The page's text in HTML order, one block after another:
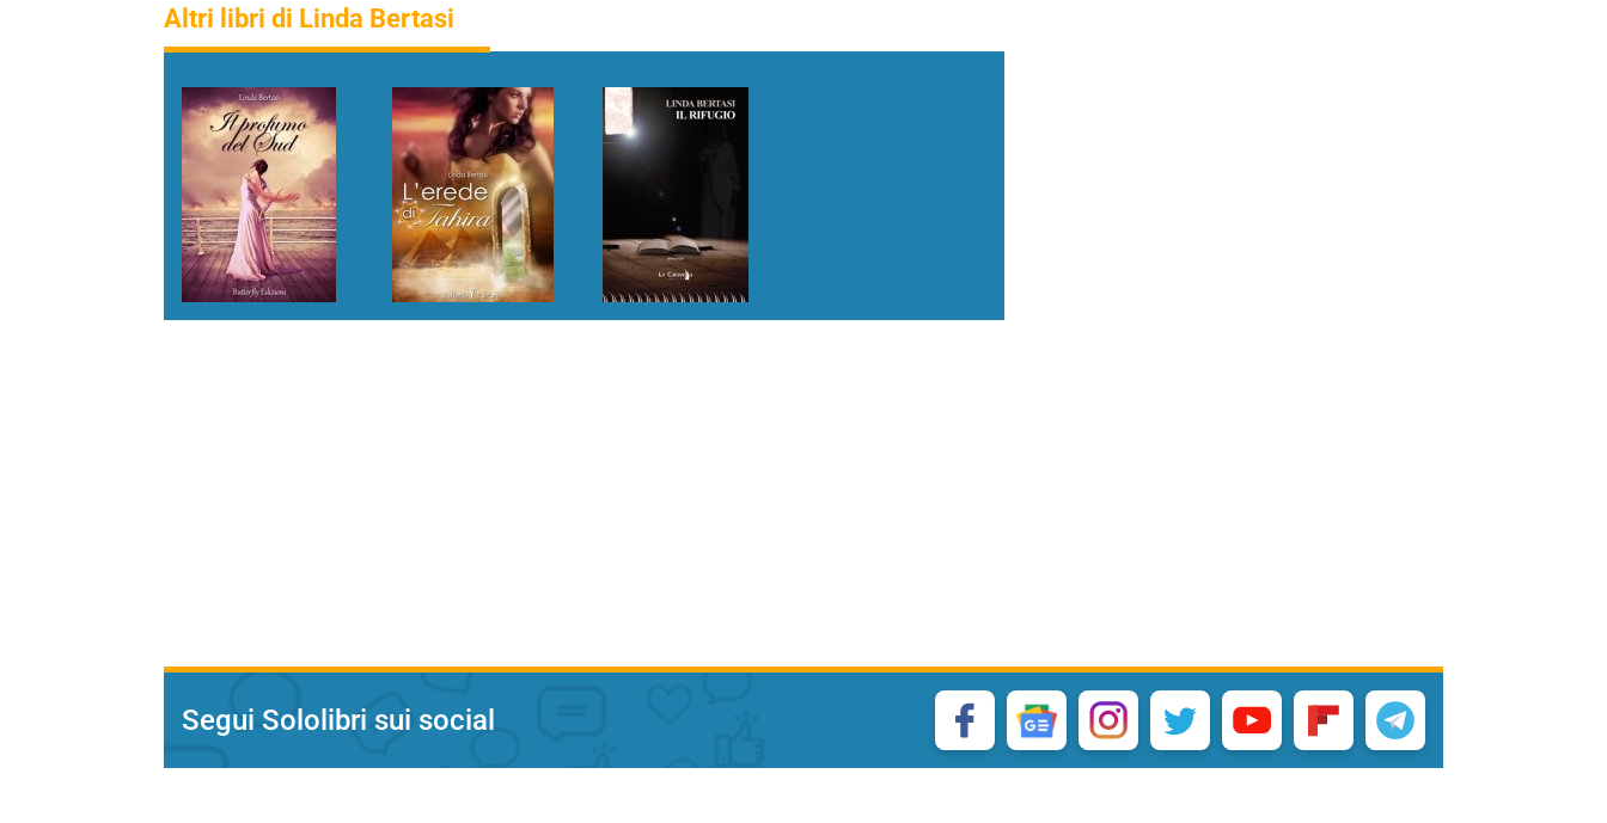
Altri libri di Linda Bertasi
Segui Sololibri sui social